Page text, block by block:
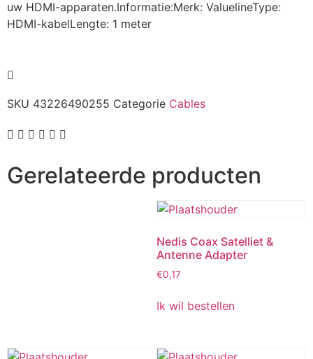
uw HDMI-apparaten.Informatie:Merk: ValuelineType:
HDMI-kabelLengte: 1 meter
SKU 43226490255 Categorie Cables
Gerelateerde producten
Nedis Coax Satelliet &
Antenne Adapter
€0,17
Ik wil bestellen